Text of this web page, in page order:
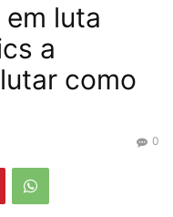
luta
a
como
0